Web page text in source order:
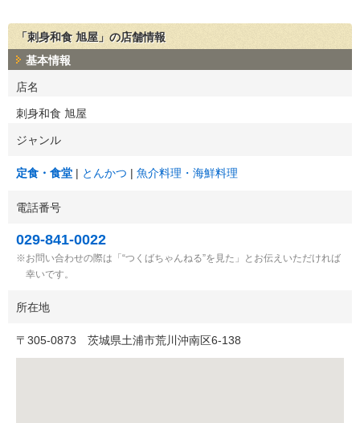
「刺身和食 旭屋」の店舗情報
基本情報
店名
刺身和食 旭屋
ジャンル
定食・食堂 とんかつ 魚介料理・海鮮料理
電話番号
029-841-0022
お問い合わせの際は「“つくばちゃんねる”を見た」とお伝えいただければ
幸いです。
所在地
〒 305-0873 茨城県土浦市荒川沖南区6-138